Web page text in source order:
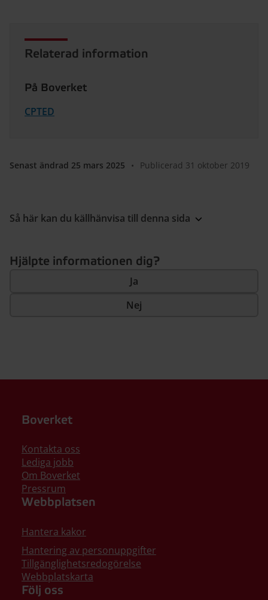
Relaterad information
På Boverket
CPTED
Senast ändrad 25 mars 2025 • Publicerad 31 oktober 2019
Så här kan du källhänvisa till denna sida
Hjälpte informationen dig?
Ja
Nej
Boverket
Kontakta oss
Lediga jobb
Om Boverket
Pressrum
Webbplatsen
Hantera kakor
Hantering av personuppgifter
Tillgänglighetsredogörelse
Webbplatskarta
Följ oss